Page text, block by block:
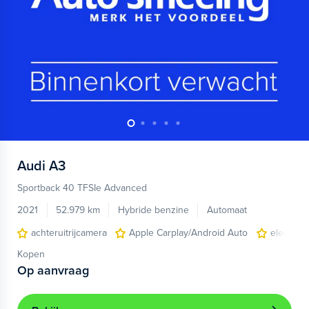
Audi A3
Sportback 40 TFSIe Advanced
2021
52.979 km Hybride benzine
Automaat
achteruitrijcamera
Apple Carplay/Android Auto
Kopen
Op aanvraag